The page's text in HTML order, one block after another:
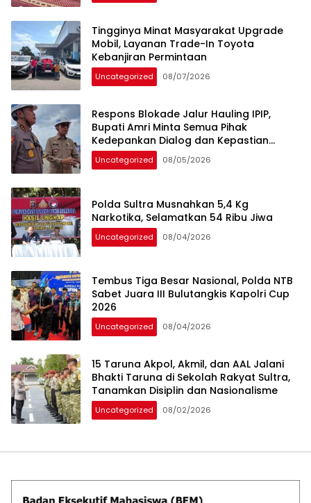
Tingginya Minat Masyarakat Upgrade
Mobil, Layanan Trade-In Toyota
Kebanjiran Permintaan
Uncategorized 08/07/2026
Respons Blokade Jalur Hauling IPIP,
Bupati Amri Minta Semua Pihak
Kedepankan Dialog dan Kepastian
Hukum
Uncategorized 08/05/2026
Polda Sultra Musnahkan 5,4 Kg
Narkotika, Selamatkan 54 Ribu Jiwa
Uncategorized 08/04/2026
Tembus Tiga Besar Nasional, Polda NTB
Sabet Juara III Bulutangkis Kapolri Cup
2026
Uncategorized 08/04/2026
15 Taruna Akpol, Akmil, dan AAL Jalani
Bhakti Taruna di Sekolah Rakyat Sultra,
Tanamkan Disiplin dan Nasionalisme
Uncategorized 08/02/2026